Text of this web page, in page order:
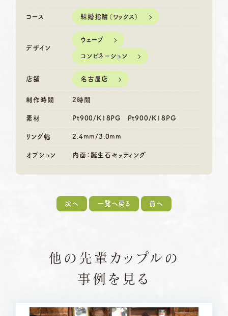
コース 結婚指輪（ワックス）
デザイン
ウェーブ
コンビネーション
店舗 名古屋店
制作時間 2時間
素材 Pt900/K18PG Pt900/K18PG
リング幅 2.4mm/3.0mm
オプション 内面：誕生石セッティング
次へ 一覧へ戻る 前へ
他の先輩カップルの
事例を見る